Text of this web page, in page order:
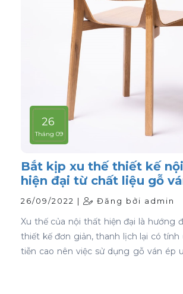
26
Tháng 09
Bắt kịp xu thế thiết kế
hiện đại từ chất liệu gỗ
cong
26/09/2022 | Đăng bởi admin
Xu thế của nội thất hiện đại là hướng
thiết kế đơn giản, thanh lịch lại có
tiễn cao nên việc sử dụng gỗ ván ép